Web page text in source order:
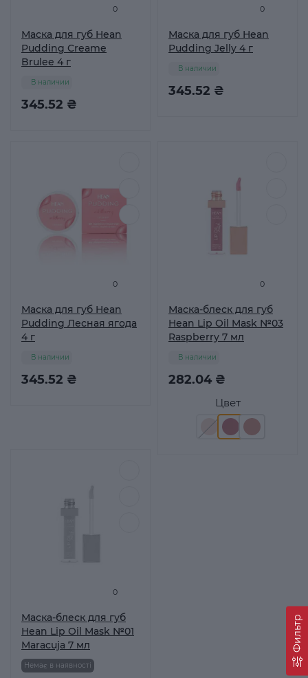
Фильтр
0
Маска для губ Hean
Pudding Creame
Brulee 4 г
345.52 ₴
В наличии
0
Маска для губ Hean
Pudding Jelly 4 г
345.52 ₴
В наличии
0
Маска для губ Hean
Pudding Лесная ягода
4 г
345.52 ₴
В наличии
0
Маска-блеск для губ
Hean Lip Oil Mask №03
Raspberry 7 мл
Цвет
282.04 ₴
В наличии
0
Маска-блеск для губ
Hean Lip Oil Mask №01
Maracuja 7 мл
Немає в наявності